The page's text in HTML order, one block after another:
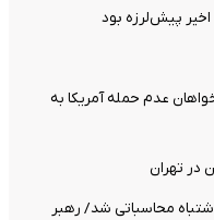
عدم حمله آمریکا به
در تهران
اشتباه محاسباتی شد/ رهبر